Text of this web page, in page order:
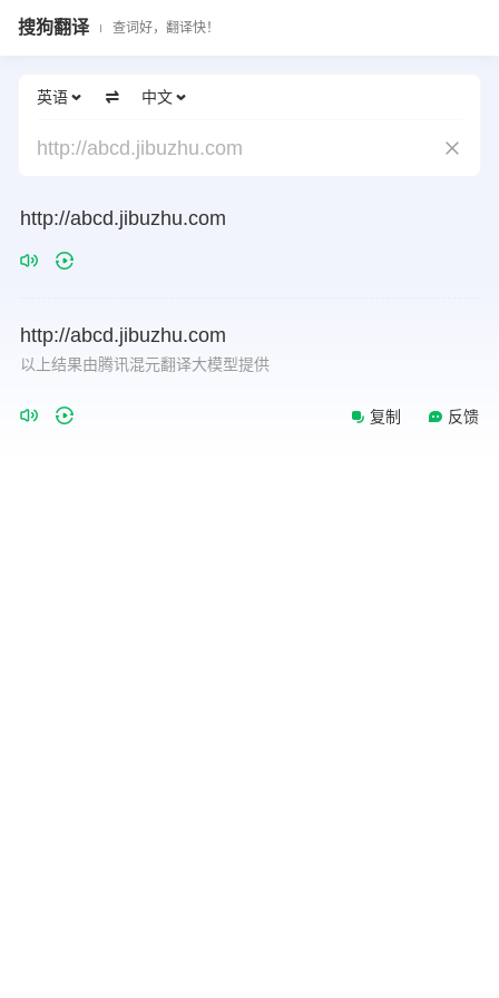
搜狗翻译 查词好，翻译快！
英语 中文
http://abcd.jibuzhu.com
http://abcd.jibuzhu.com
http://abcd.jibuzhu.com
以上结果由腾讯混元翻译大模型提供
复制 反馈